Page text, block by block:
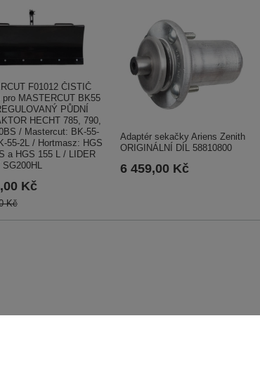
F01012 ČISTIČ
pro MASTERCUT BK55
PŮDNÍ
HECHT 785, 790,
/ Mastercut: BK-55-
55-2L / Hortmasz: HGS
a HGS 155 L / LIDER
SG200HL
Kč
Kč
Adaptér sekačky Ariens Zenith
ORIGINÁLNÍ DÍL 58810800
6 459,00 Kč